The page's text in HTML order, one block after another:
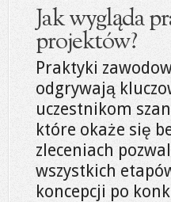
Jak wygląda
projektów?
Praktyki
odgrywają
uczestnikom
które okaże się
zleceniach
wszystkich
koncepcji po